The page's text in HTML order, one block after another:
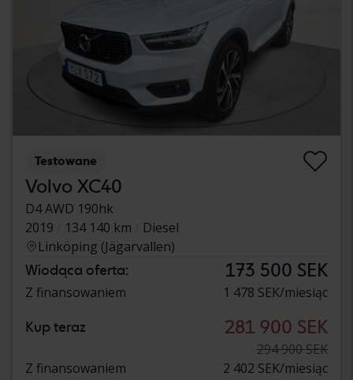
Testowane
Volvo XC40
D4 AWD 190hk
2019
134 140 km
Diesel
Linköping (Jägarvallen)
Wiodąca oferta: 173 500 SEK
Z finansowaniem 1 478 SEK/miesiąc
Kup teraz 281 900 SEK
294 900 SEK
Z finansowaniem
2 402 SEK/miesiąc